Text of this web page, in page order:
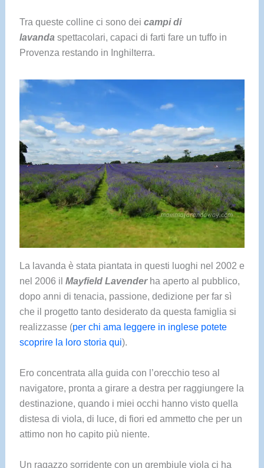
Tra queste colline ci sono dei campi di
lavanda spettacolari, capaci di farti fare un tuffo in
Provenza restando in Inghilterra.
La lavanda è stata piantata in questi luoghi nel 2002 e
nel 2006 il Mayfield Lavenderha aperto al pubblico,
dopo anni di tenacia, passione, dedizione per far sì
che il progetto tanto desiderato da questa famiglia si
realizzasse (per chi ama leggere in inglese potete
scoprire la loro storia qui).
Ero concentrata alla guida con l’orecchio teso al
navigatore, pronta a girare a destra per raggiungere la
destinazione, quando i miei occhi hanno visto quella
distesa di viola, di luce, di fiori ed ammetto che per un
attimo non ho capito più niente.
Un ragazzo sorridente con un grembiule viola ci ha